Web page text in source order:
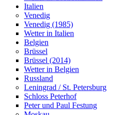
Italien
Venedig
Venedig (1985)
Wetter in Italien
Belgien
Brüssel
Brüssel (2014)
Wetter in Belgien
Russland
Leningrad / St. Petersburg
Schloss Peterhof
Peter und Paul Festung